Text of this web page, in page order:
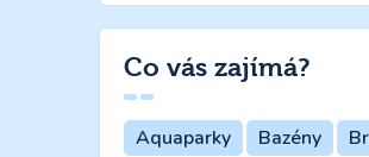
Co vás zajímá?
Aquaparky Bazény